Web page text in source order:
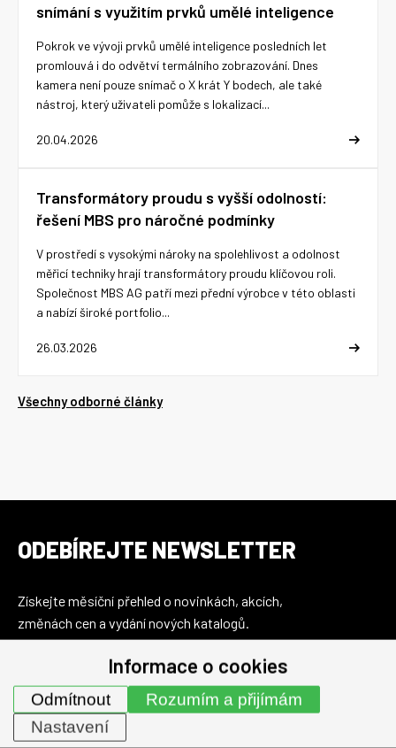
snímání s využitím prvků umělé inteligence
20.04.2026
Pokrok ve vývoji prvků umělé inteligence posledních let
promlouvá i do odvětví termálního zobrazování. Dnes
kamera není pouze snímač o X krát Y bodech, ale také
nástroj, který uživateli pomůže s lokalizací...
Transformátory proudu s vyšší odolností:
řešení MBS pro náročné podmínky
26.03.2026
V prostředí s vysokými nároky na spolehlivost a odolnost
měřicí techniky hrají transformátory proudu klíčovou roli.
Společnost MBS AG patří mezi přední výrobce v této oblasti
a nabízí široké portfolio...
Všechny odborné články
ODEBÍREJTE NEWSLETTER
Získejte měsíční přehled o novinkách, akcích,
změnách cen a vydání nových katalogů.
Email bude využit jen pro účely zasílání newsletteru.
Informace o cookies
Rozumím a přijímám
Odmítnout
Nastavení